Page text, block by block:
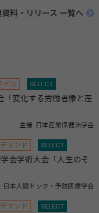
資料・リリース 一覧へ
イン SELECT
「変化する労働者像と産
主催: 日本産業保健法学会
マンド SELECT
会学術大会「人生のそ
日本人間ドック・予防医療学会
マンド SELECT